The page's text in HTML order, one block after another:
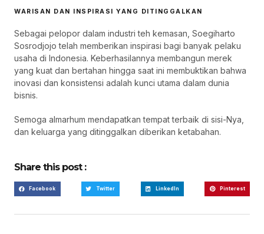
WARISAN DAN INSPIRASI YANG DITINGGALKAN
Sebagai pelopor dalam industri teh kemasan, Soegiharto
Sosrodjojo telah memberikan inspirasi bagi banyak pelaku
usaha di Indonesia. Keberhasilannya membangun merek
yang kuat dan bertahan hingga saat ini membuktikan bahwa
inovasi dan konsistensi adalah kunci utama dalam dunia
bisnis.
Semoga almarhum mendapatkan tempat terbaik di sisi-Nya,
dan keluarga yang ditinggalkan diberikan ketabahan.
Share this post :
Facebook Twitter LinkedIn Pinterest